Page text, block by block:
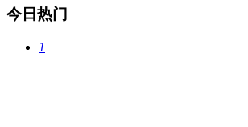
今日热门
1